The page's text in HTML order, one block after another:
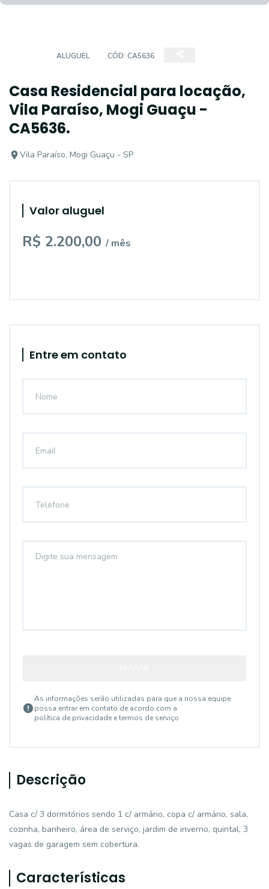
ALUGUEL CÓD: CA5636
Casa Residencial para locação,
Vila Paraíso, Mogi Guaçu -
CA5636.
Vila Paraíso, Mogi Guaçu - SP
Valor aluguel
R$ 2.200,00 / mês
Entre em contato
As informações serão utilizadas para que a nossa equipe
possa entrar em contato de acordo com a
política de privacidade e termos de serviço
Descrição
Casa c/ 3 dormitórios sendo 1 c/ armário, copa c/ armário, sala,
cozinha, banheiro, área de serviço, jardim de inverno, quintal, 3
vagas de garagem sem cobertura.
Características